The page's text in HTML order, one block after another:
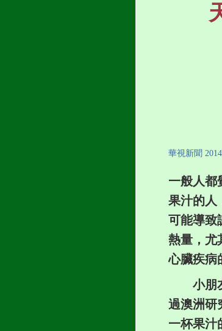
華視新聞
一般人都
果汁的人
可能導致
熱量， 尤
心臟疾病
小朋友
過澳洲研
一杯果汁